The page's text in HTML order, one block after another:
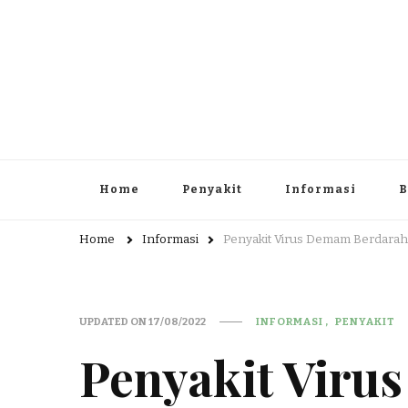
Home Penyakit Informasi
Home Informasi Penyakit Virus Demam
UPDATED ON17/08/2022 INFORMASI PENYAKIT
Penyakit